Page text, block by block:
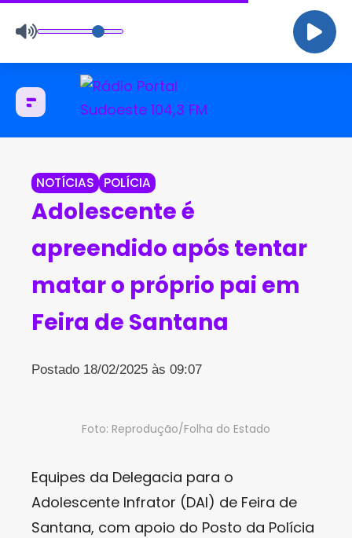
NOTÍCIAS POLÍCIA
Adolescente é
apreendido após tentar
matar o próprio pai em
Feira de Santana
Postado 18/02/2025 às 09:07
Foto: Reprodução/Folha do Estado
Equipes da Delegacia para o
Adolescente Infrator (DAI) de Feira de
Santana, com apoio do Posto da Polícia